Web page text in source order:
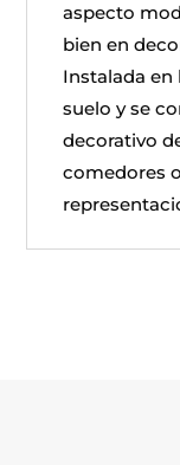
aspecto
bien en
Instalada en
suelo y se
decorativo
comedores